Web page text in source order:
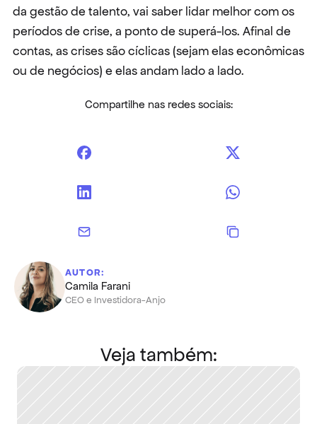
da gestão de talento, vai saber lidar melhor com os
períodos de crise, a ponto de superá-los. Afinal de
contas, as crises são cíclicas (sejam elas econômicas
ou de negócios) e elas andam lado a lado.
Compartilhe nas redes sociais:
AUTOR:
Camila Farani
CEO e Investidora-Anjo
Veja também: